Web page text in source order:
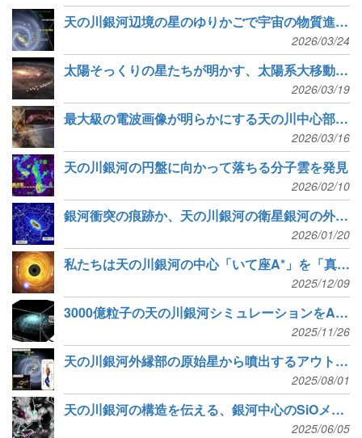
天の川銀河辺境の星のゆりかごで宇宙の物質進化を探る
2026/03/24
太陽そっくりの星たちが明かす、太陽系大移動の道のり
2026/03/19
最大級の電波画像が明らかにする天の川中心部の化学組成
2026/03/16
天の川銀河の円盤に向かって落ちる分子雲を発見
2026/02/10
銀河衝突の痕跡か、天の川銀河の衛星銀河の外に広がる星々
2026/01/20
私たちは天の川銀河の中心「いて座A*」を「真下から」見ている
2025/12/09
3000億粒子の天の川銀河シミュレーションをAI×富岳で実現
2025/11/26
天の川銀河外縁部の原始星から噴出するアウトフロー・ジェット
2025/08/01
天の川銀河の構造を伝える、銀河中心のSiOメーザー星の固有運動
2025/06/05